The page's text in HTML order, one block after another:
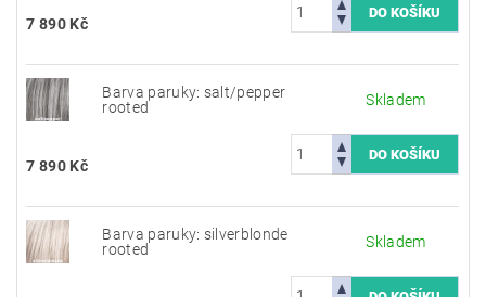
7 890 Kč
Barva paruky: salt/pepper
rooted
Skladem
7 890 Kč
Barva paruky: silverblonde
rooted
Skladem